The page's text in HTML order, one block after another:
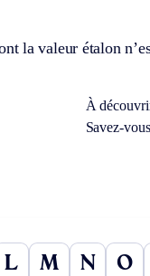
la valeur étalon
À
Savez-
L M N O